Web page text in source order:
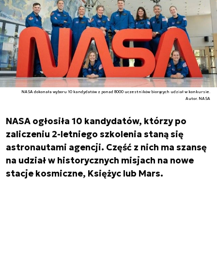
NASA dokonała wyboru 10 kandydatów z ponad 8000 uczestników biorących udział w konkursie.
Autor. NASA
NASA ogłosiła 10 kandydatów, którzy po
zaliczeniu 2-letniego szkolenia staną się
astronautami agencji. Część z nich ma szansę
na udział w historycznych misjach na nowe
stacje kosmiczne, Księżyc lub Mars.